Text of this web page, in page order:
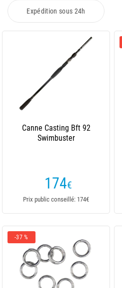
Expédition sous 24h
Canne Casting Bft 92
Swimbuster
174€
Prix public conseillé: 174€
-37 %